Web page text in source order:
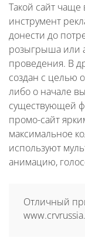
Такой сайт чаще
инструмент
донести до
розыгрыша или
проведения. В
создан с целью
либо о начале
существующей
промо-сайт
максимальное
используют
анимацию,
Отличный